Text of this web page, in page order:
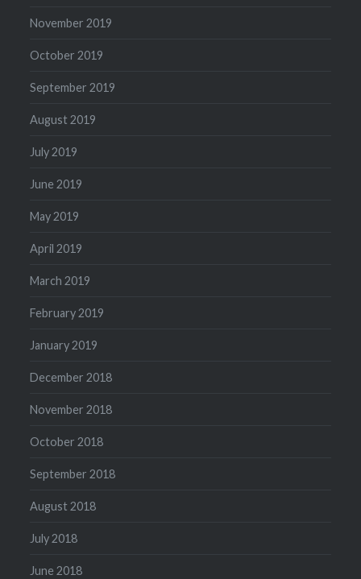
November 2019
October 2019
September 2019
August 2019
July 2019
June 2019
May 2019
April 2019
March 2019
February 2019
January 2019
December 2018
November 2018
October 2018
September 2018
August 2018
July 2018
June 2018